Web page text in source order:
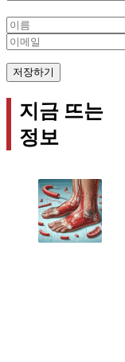
Name
지금 뜨는
정보